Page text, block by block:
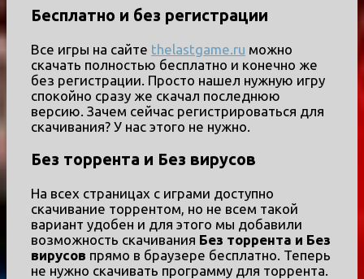
Бесплатно и без регистрации
Все игры на сайте thelastgame.ru можно
скачать полностью бесплатно и конечно же
без регистрации. Просто нашел нужную игру
спокойно сразу же скачал последнюю
версию. Зачем сейчас регистрироваться для
скачивания? У нас этого не нужно.
Без торрента и Без вирусов
На всех страницах с играми доступно
скачивание торрентом, но не всем такой
вариант удобен и для этого мы добавили
возможность скачивания Без торрента и Без
вирусов прямо в браузере бесплатно. Теперь
не нужно скачивать программу для торрента.